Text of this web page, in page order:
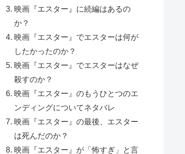
映画『エスター』に続編はあるの
か？
映画『エスター』でエスターは何が
したかったのか？
映画『エスター』でエスターはなぜ
殺すのか？
映画『エスター』のもうひとつのエ
ンディングについてネタバレ
映画『エスター』の最後、エスター
は死んだのか？
映画『エスター』が「怖すぎ」と言